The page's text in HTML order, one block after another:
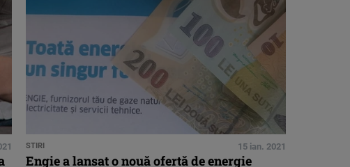
STIRI 15 ian. 2021
Engie a lansat o nouă ofertă de energie